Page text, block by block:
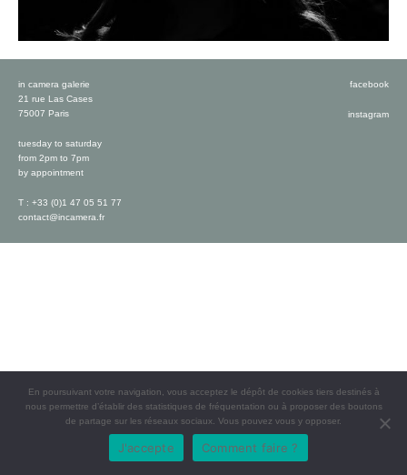
in camera galerie
21 rue Las Cases
75007 Paris
tuesday to saturday
from 2pm to 7pm
by appointment
T : +33 (0)1 47 05 51 77
contact@incamera.fr
facebook
instagram
En poursuivant votre navigation, vous acceptez le dépôt de cookies tiers destinés à
nous permettre d’établir des statistiques de fréquentation ou à proposer des boutons
de partage sur les réseaux sociaux. Vous pouvez vous y opposer.
J'accepte Comment faire ?